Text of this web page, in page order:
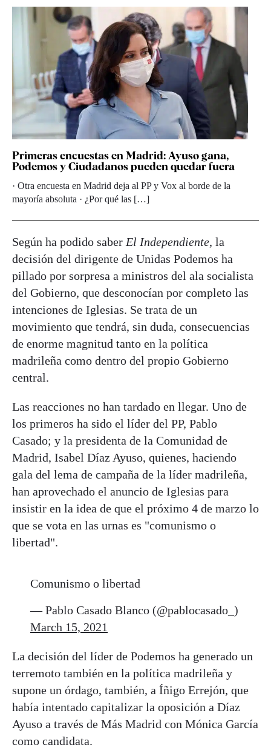
Primeras encuestas en Madrid: Ayuso gana,
Podemos y Ciudadanos pueden quedar fuera
· Otra encuesta en Madrid deja al PP y Vox al borde de la
mayoría absoluta · ¿Por qué las […]
Según ha podido saber El Independiente, la
decisión del dirigente de Unidas Podemos ha
pillado por sorpresa a ministros del ala socialista
del Gobierno, que desconocían por completo las
intenciones de Iglesias. Se trata de un
movimiento que tendrá, sin duda, consecuencias
de enorme magnitud tanto en la política
madrileña como dentro del propio Gobierno
central.
Las reacciones no han tardado en llegar. Uno de
los primeros ha sido el líder del PP, Pablo
Casado; y la presidenta de la Comunidad de
Madrid, Isabel Díaz Ayuso, quienes, haciendo
gala del lema de campaña de la líder madrileña,
han aprovechado el anuncio de Iglesias para
insistir en la idea de que el próximo 4 de marzo lo
que se vota en las urnas es "comunismo o
libertad".
Comunismo o libertad
— Pablo Casado Blanco (@pablocasado_)
March 15, 2021
La decisión del líder de Podemos ha generado un
terremoto también en la política madrileña y
supone un órdago, también, a Íñigo Errejón, que
había intentado capitalizar la oposición a Díaz
Ayuso a través de Más Madrid con Mónica García
como candidata.